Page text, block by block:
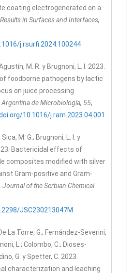
coating electrogenerated on a
Results in Surfaces and Interfaces,
j.rsurfi.2024.100244
M. R. y Brugnoni, L. I. 2023.
foodborne pathogens by lactic
on juice processing
Argentina de Microbiología, 55,
10.1016/j.ram.2023.04.001
M. G.; Brugnoni, L. I. y
Bactericidal effects of
composites modified with silver
Gram-positive and Gram-
Journal of the Serbian Chemical
JSC230213047M
La Torre, G.; Fernández-Severini,
L.; Colombo, C.; Dioses-
G. y Spetter, C. 2023.
characterization and leaching